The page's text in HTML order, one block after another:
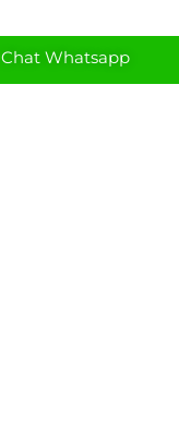
Chat Whatsapp